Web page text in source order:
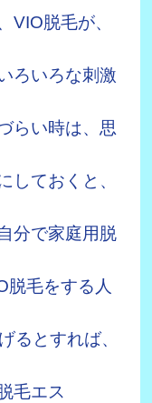
VIO脱毛が、
ろいろな刺激
らい時は、思
しておくと、
分で家庭用脱
脱毛をする人
るとすれば、
毛エス